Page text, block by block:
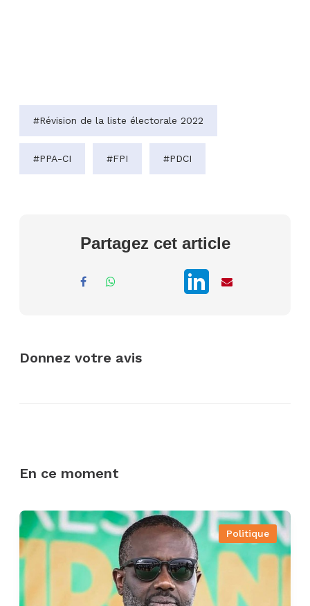
#Révision de la liste électorale 2022
#PPA-CI #FPI #PDCI
Partagez cet article
Donnez votre avis
En ce moment
Politique